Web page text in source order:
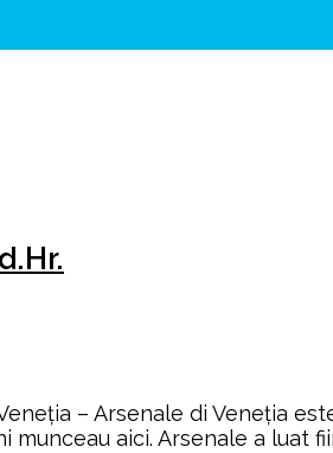
– Arsenale di Veneţia
aici. Arsenale a luat